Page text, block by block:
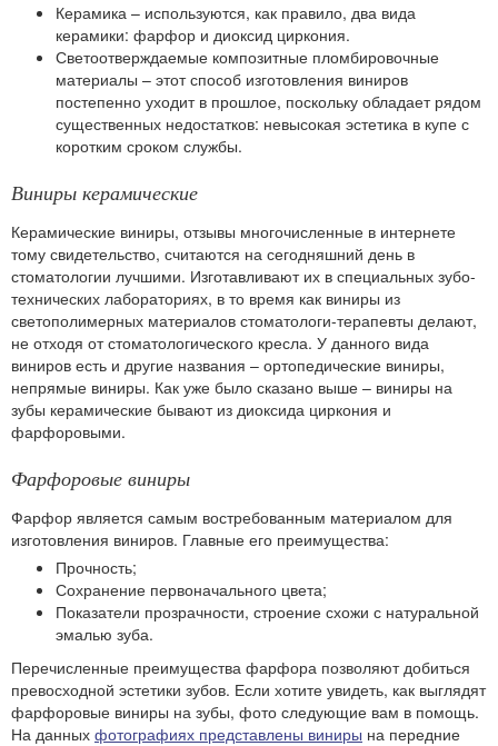
Керамика – используются, как правило, два вида
керамики: фарфор и диоксид циркония.
Светоотверждаемые композитные пломбировочные
материалы – этот способ изготовления виниров
постепенно уходит в прошлое, поскольку обладает рядом
существенных недостатков: невысокая эстетика в купе с
коротким сроком службы.
Виниры керамические
Керамические виниры, отзывы многочисленные в интернете
тому свидетельство, считаются на сегодняшний день в
стоматологии лучшими. Изготавливают их в специальных зубо-
технических лабораториях, в то время как виниры из
светополимерных материалов стоматологи-терапевты делают,
не отходя от стоматологического кресла. У данного вида
виниров есть и другие названия – ортопедические виниры,
непрямые виниры. Как уже было сказано выше – виниры на
зубы керамические бывают из диоксида циркония и
фарфоровыми.
Фарфоровые виниры
Фарфор является самым востребованным материалом для
изготовления виниров. Главные его преимущества:
Прочность;
Сохранение первоначального цвета;
Показатели прозрачности, строение схожи с натуральной
эмалью зуба.
Перечисленные преимущества фарфора позволяют добиться
превосходной эстетики зубов. Если хотите увидеть, как выглядят
фарфоровые виниры на зубы, фото следующие вам в помощь.
На данных фотографиях представлены виниры на передние